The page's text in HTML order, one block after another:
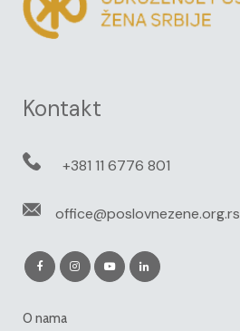
Kontakt
+381 11 6776 801
office@poslovnezene.org.rs
O nama